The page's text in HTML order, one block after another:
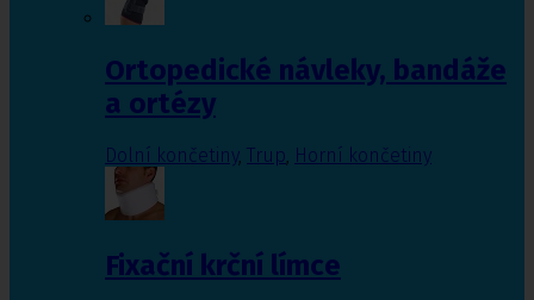
Ortopedické návleky, bandáže
a ortézy
Dolní končetiny, Trup, Horní končetiny
Fixační krční límce